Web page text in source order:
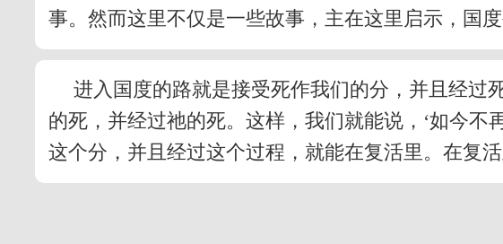
事。然而这里不仅是一些故事，主在这里启示，国
进入国度的路就是接受死作我们的分，并且经过
的死，并经过祂的死。这样，我们就能说，‘如今
这个分，并且经过这个过程，就能在复活里。在复活